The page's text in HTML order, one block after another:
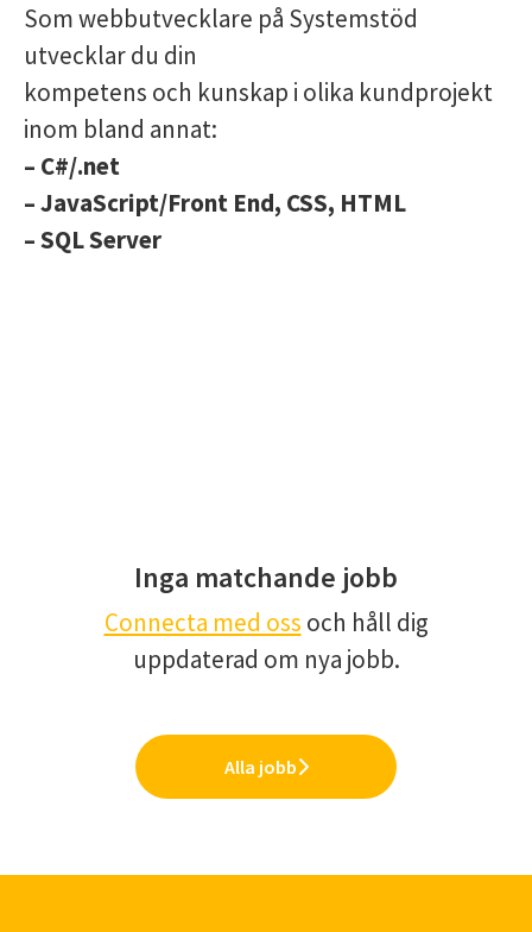
Som webbutvecklare på Systemstöd
utvecklar du din
kompetens och kunskap i olika kundprojekt
inom bland annat:
– C#/.net
– JavaScript/Front End, CSS, HTML
– SQL Server
Inga matchande jobb
Connecta med oss och håll dig
uppdaterad om nya jobb.
Alla jobb